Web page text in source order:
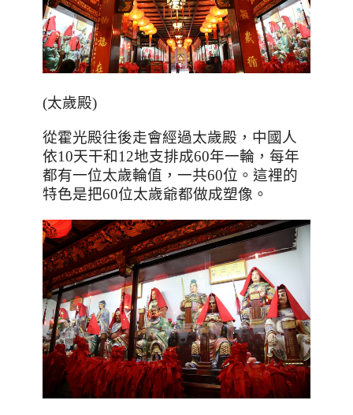
(太歲殿)
從霍光殿往後走會經過太歲殿，中國人
依10天干和12地支排成60年一輪，每年
都有一位太歲輪值，一共60位。這裡的
特色是把60位太歲爺都做成塑像。